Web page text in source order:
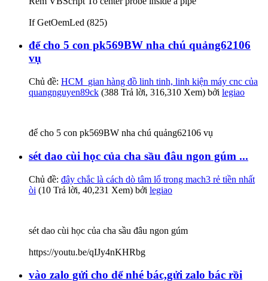
If GetOemLed (825)
để cho 5 con pk569BW nha chú quảng62106
vụ
Chủ đề: HCM_gian hàng đồ linh tinh, linh kiện máy cnc của
quangnguyen89ck (388 Trả lời, 316,310 Xem) bởi legiao
để cho 5 con pk569BW nha chú quảng62106 vụ
sét dao cùi học của cha sầu đâu ngon gúm ...
Chủ đề: đây chắc là cách dò tâm lổ trong mach3 rẻ tiền nhất
òi (10 Trả lời, 40,231 Xem) bởi legiao
sét dao cùi học của cha sầu đâu ngon gúm
https://youtu.be/qIJy4nKHRbg
vào zalo gửi cho dể nhé bác,gửi zalo bác rồi